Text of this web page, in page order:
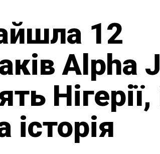
12
Alpha
Нігерії,